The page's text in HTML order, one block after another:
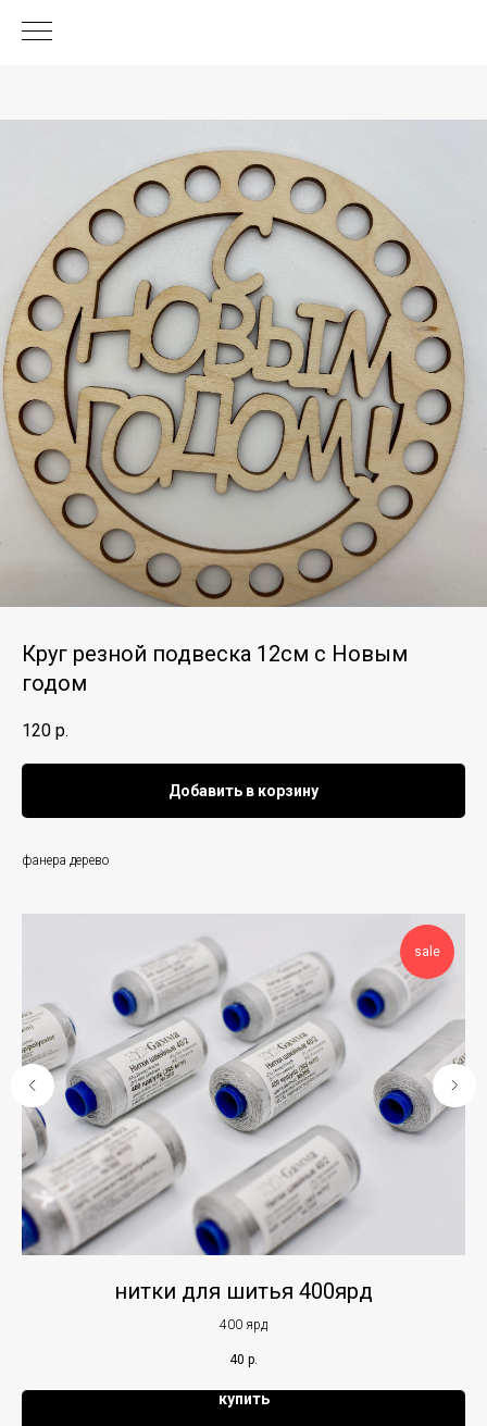
Круг резной подвеска 12см с Новым
годом
120 р.
Добавить в корзину
фанера дерево
sale
нитки для шитья 400ярд
400 ярд
40 р.
купить